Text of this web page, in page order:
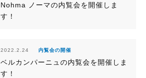
Nohma ノーマの内覧会を開催しま
す！
2022.2.24 内覧会の開催
ベルカンパーニュの内覧会を開催しま
す！